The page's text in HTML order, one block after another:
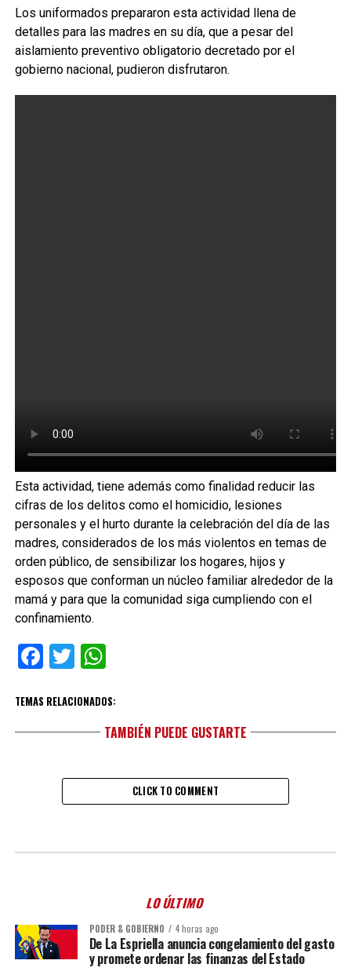
Los uniformados prepararon esta actividad llena de
detalles para las madres en su día, que a pesar del
aislamiento preventivo obligatorio decretado por el
gobierno nacional, pudieron disfrutaron.
Esta actividad, tiene además como finalidad reducir las
cifras de los delitos como el homicidio, lesiones
personales y el hurto durante la celebración del día de las
madres, considerados de los más violentos en temas de
orden público, de sensibilizar los hogares, hijos y
esposos que conforman un núcleo familiar alrededor de la
mamá y para que la comunidad siga cumpliendo con el
confinamiento.
Facebook
TwitterWhatsApp
TEMAS RELACIONADOS:
TAMBIÉN PUEDE GUSTARTE
CLICK TO COMMENT
LO ÚLTIMO
PODER & GOBIERNO 4 horas ago
De La Espriella anuncia congelamiento del gasto
y promete ordenar las finanzas del Estado